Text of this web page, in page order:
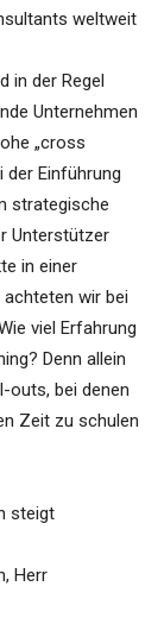
weltweit
in der Regel
Unternehmen
„cross
der Einführung
strategische
Unterstützer
in einer
wir bei
viel Erfahrung
Denn allein
outs, bei denen
Zeit zu schulen
steigt
Herr